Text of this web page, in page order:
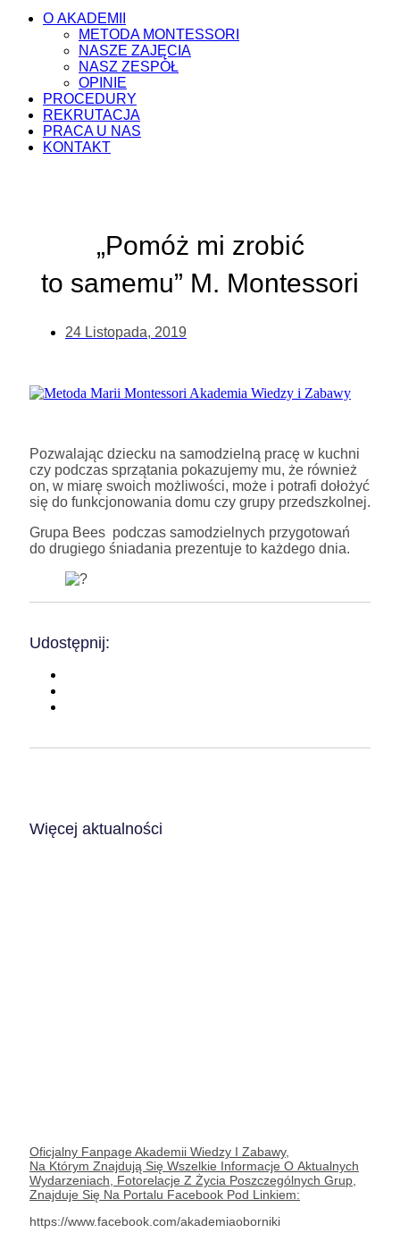
O AKADEMII
METODA MONTESSORI
NASZE ZAJĘCIA
NASZ ZESPÓŁ
OPINIE
PROCEDURY
REKRUTACJA
PRACA U NAS
KONTAKT
„Pomóż mi zrobić
to samemu” M. Montessori
24 Listopada, 2019
Pozwalając dziecku na samodzielną pracę w kuchni
czy podczas sprzątania pokazujemy mu, że również
on, w miarę swoich możliwości, może i potrafi dołożyć
się do funkcjonowania domu czy grupy przedszkolnej.
Grupa Bees podczas samodzielnych przygotowań
do drugiego śniadania prezentuje to każdego dnia.
Udostępnij:
Więcej aktualności
Oficjalny Fanpage Akademii Wiedzy I Zabawy,
Na Którym Znajdują Się Wszelkie Informacje O Aktualnych
Wydarzeniach, Fotorelacje Z Życia Poszczególnych Grup,
Znajduje Się Na Portalu Facebook Pod Linkiem:
https://www.facebook.com/akademiaoborniki